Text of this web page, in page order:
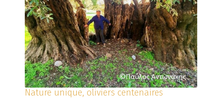
Nature unique, oliviers centenaires